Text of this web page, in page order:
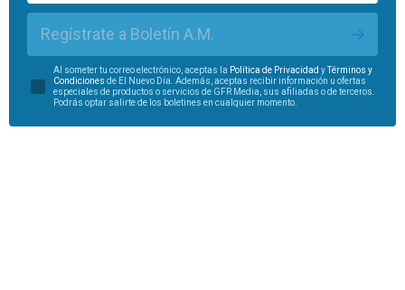
Regístrate a Boletín A.M.
Al someter tu correo electrónico, aceptas la Política de Privacidad y
Términos y
Condiciones de El Nuevo Día. Además, aceptas recibir información u ofertas
especiales de productos o servicios de GFR Media, sus afiliadas o de terceros.
Podrás optar salirte de los boletines en cualquier momento.